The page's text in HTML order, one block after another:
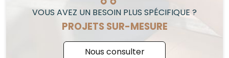
VOUS AVEZ UN BESOIN PLUS SPÉCIFIQUE ?
PROJETS SUR-MESURE
Nous consulter